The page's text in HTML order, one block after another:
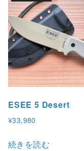
ESEE 5 Desert
¥33,980
続きを読む